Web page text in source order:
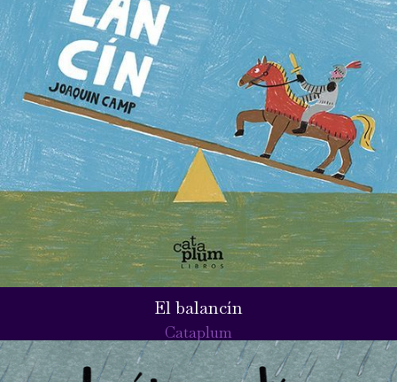
El balancín
Cataplum